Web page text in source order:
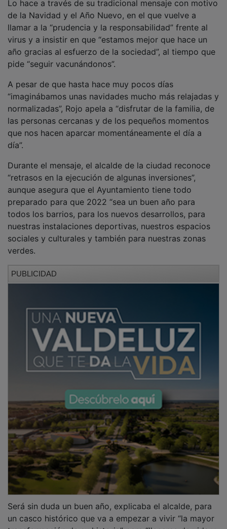
de la Navidad y el Año Nuevo, en el que vuelve a
llamar a la “prudencia y la responsabilidad” frente al
virus y a insistir en que “estamos mejor que hace un
año gracias al esfuerzo de la sociedad”, al tiempo que
pide “seguir vacunándonos”.
“imaginábamos unas navidades mucho más relajadas y
normalizadas”, Rojo apela a “disfrutar de la familia, de
las personas cercanas y de los pequeños momentos
que nos hacen aparcar momentáneamente el día a
día”.
“retrasos en la ejecución de algunas inversiones”,
aunque asegura que el Ayuntamiento tiene todo
preparado para que 2022 “sea un buen año para
todos los barrios, para los nuevos desarrollos, para
nuestras instalaciones deportivas, nuestros espacios
sociales y culturales y también para nuestras zonas
verdes.
un casco histórico que va a empezar a vivir “la mayor
transformación de su historia” para “llenarse de vida y